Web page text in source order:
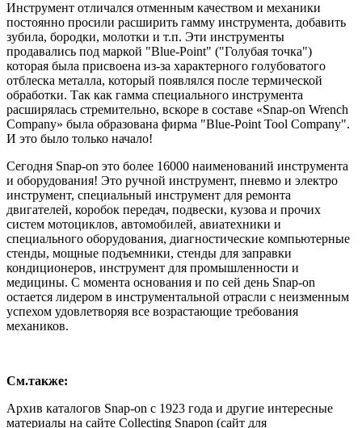
Инструмент отличался отменным качеством и механики
постоянно просили расширить гамму инструмента, добавить
зубила, бородки, молотки и т.п. Эти инструменты
продавались под маркой "Blue-Point" ("Голубая точка")
которая была присвоена из-за характерного голубоватого
отблеска металла, который появлялся после термической
обработки. Так как гамма специального инструмента
расширялась стремительно, вскоре в составе «Snap-on Wrench
Company» была образована фирма "Blue-Point Tool Company".
И это было только начало!
Сегодня Snap-on это более 16000 наименований инструмента
и оборудования! Это ручной инструмент, пневмо и электро
инструмент, специальный инструмент для ремонта
двигателей, коробок передач, подвески, кузова и прочих
систем мотоциклов, автомобилей, авиатехники и
специального оборудования, диагностические компьютерные
стенды, мощные подъемники, стенды для заправки
кондиционеров, инструмент для промышленности и
медицины. С момента основания и по сей день Snap-on
остается лидером в инструментальной отрасли с неизменным
успехом удовлетворяя все возрастающие требования
механиков.
См.также:
Архив каталогов Snap-on с 1923 года и другие интересные
материалы на сайте Collecting Snapon (сайт для